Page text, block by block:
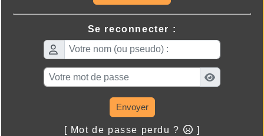
Se reconnecter :
Envoyer
[ Mot de passe perdu ? ]